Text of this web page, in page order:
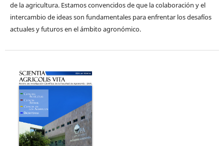
de la agricultura. Estamos convencidos de que la colaboración y el
intercambio de ideas son fundamentales para enfrentar los desafíos
actuales y futuros en el ámbito agronómico.